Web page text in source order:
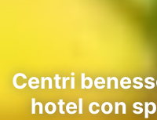
Centri
hotel con